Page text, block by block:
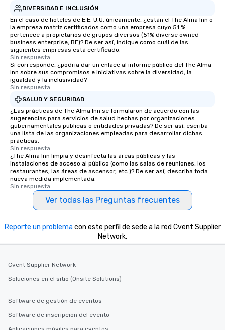
DIVERSIDAD E INCLUSIÓN
En el caso de hoteles de E.E. U.U. únicamente, ¿están el The Alma Inn o
la empresa matriz certificados como una empresa cuyo 51 %
pertenece a propietarios de grupos diversos (51% diverse owned
business enterprise, BE)? De ser así, indique como cuál de las
siguientes empresas está certificado.
Sin respuesta.
Si corresponde, ¿podría dar un enlace al informe público del The Alma
Inn sobre sus compromisos e iniciativas sobre la diversidad, la
igualdad y la inclusividad?
Sin respuesta.
SALUD Y SEGURIDAD
¿Las prácticas de The Alma Inn se formularon de acuerdo con las
sugerencias para servicios de salud hechas por organizaciones
gubernamentales públicas o entidades privadas? De ser así, escriba
una lista de las organizaciones empleadas para desarrollar dichas
prácticas.
Sin respuesta.
¿The Alma Inn limpia y desinfecta las áreas públicas y las
instalaciones de acceso al público (como las salas de reuniones, los
restaurantes, las áreas de ascensor, etc.)? De ser así, describa toda
nueva medida implementada.
Sin respuesta.
Ver todas las Preguntas frecuentes
Reporte un problema con este perfil de sede a la red Cvent Supplier
Network.
Cvent Supplier Network
Soluciones en el sitio (Onsite Solutions)
Software de gestión de eventos
Software de inscripción del evento